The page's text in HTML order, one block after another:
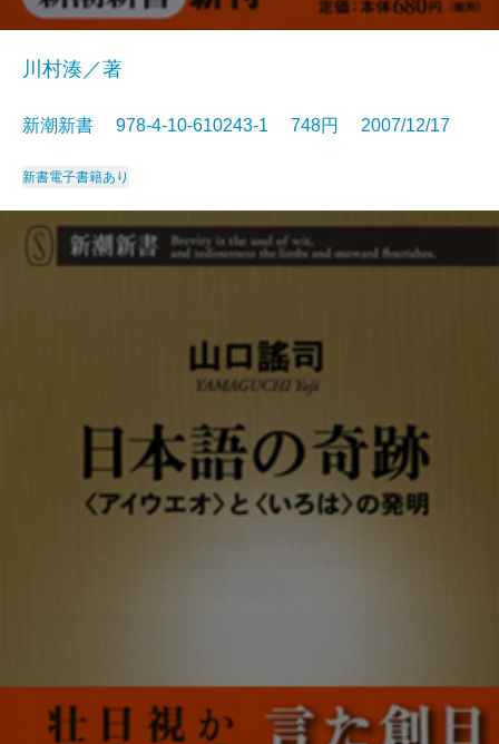
川村湊／著
新潮新書 978-4-10-610243-1 748円 2007/12/17
新書電子書籍あり